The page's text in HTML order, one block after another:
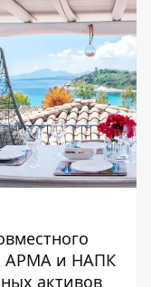
АРМА и НАПК
активов